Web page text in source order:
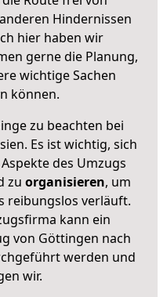
Hindernissen
hier haben wir
gerne die Planung,
wichtige Sachen
können.
zu beachten bei
Es ist wichtig, sich
des Umzugs
zu organisieren, um
reibungslos verläuft.
kann ein
von Göttingen nach
werden und
wir.